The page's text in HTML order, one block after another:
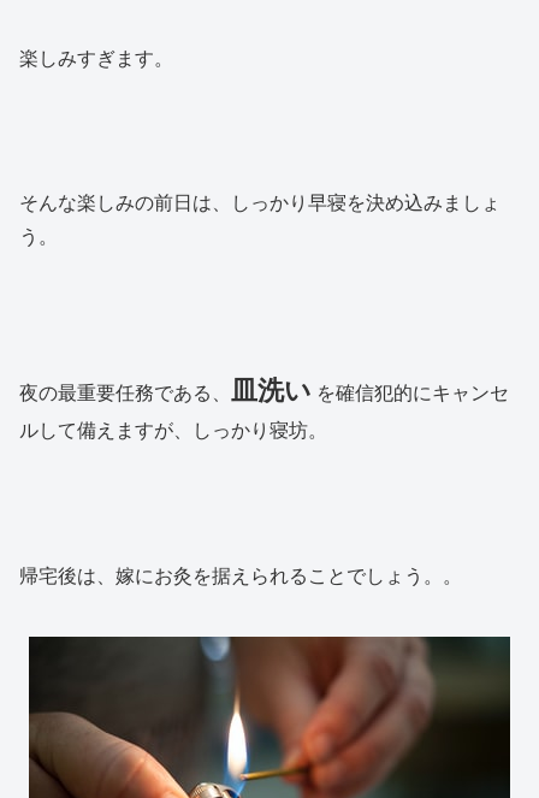
楽しみすぎます。
そんな楽しみの前日は、しっかり早寝を決め込みましょ
う。
夜の最重要任務である、 皿洗い を確信犯的にキャンセ
ルして備えますが、しっかり寝坊。
帰宅後は、嫁にお灸を据えられることでしょう。。